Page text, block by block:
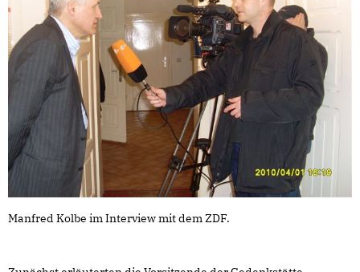
Manfred Kolbe im Interview mit dem ZDF.